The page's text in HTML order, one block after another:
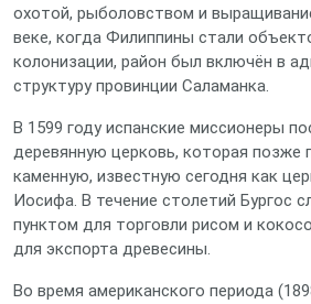
охотой, рыболовством и
веке, когда Филиппины стали
колонизации, район был включён в
структуру провинции Саламанка.
В 1599 году испанские миссионеры
деревянную церковь, которая позже
каменную, известную сегодня как
Иосифа. В течение столетий Бургос
пунктом для торговли рисом и
для экспорта древесины.
Во время американского периода